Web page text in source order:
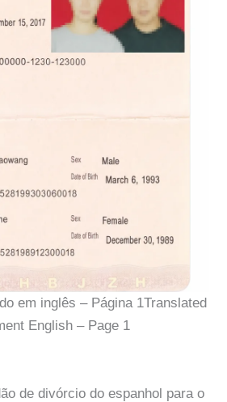
em inglês – Página 1Translated
English – Page 1
de divórcio do espanhol para o